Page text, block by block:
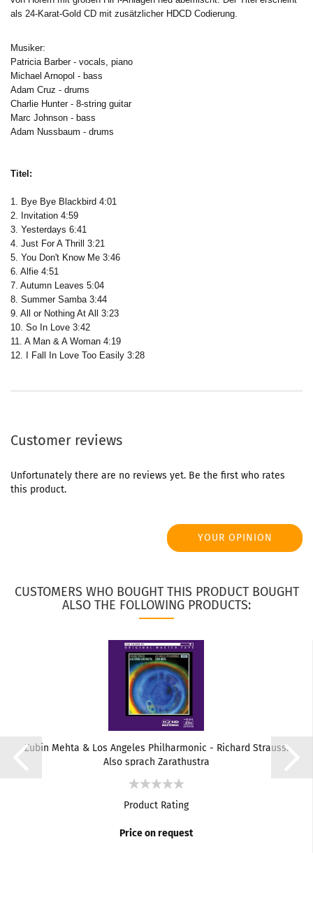
als 24-Karat-Gold CD mit zusätzlicher HDCD Codierung.
Musiker:
Patricia Barber - vocals, piano
Michael Arnopol - bass
Adam Cruz - drums
Charlie Hunter - 8-string guitar
Marc Johnson - bass
Adam Nussbaum - drums
Titel:
1. Bye Bye Blackbird 4:01
2. Invitation 4:59
3. Yesterdays 6:41
4. Just For A Thrill 3:21
5. You Don't Know Me 3:46
6. Alfie 4:51
7. Autumn Leaves 5:04
8. Summer Samba 3:44
9. All or Nothing At All 3:23
10. So In Love 3:42
11. A Man & A Woman 4:19
12. I Fall In Love Too Easily 3:28
Customer reviews
Unfortunately there are no reviews yet. Be the first who rates
this product.
YOUR OPINION
CUSTOMERS WHO BOUGHT THIS PRODUCT BOUGHT
ALSO THE FOLLOWING PRODUCTS:
Zubin Mehta & Los Angeles Philharmonic - Richard Strauss:
Also sprach Zarathustra
Product Rating
Price on request